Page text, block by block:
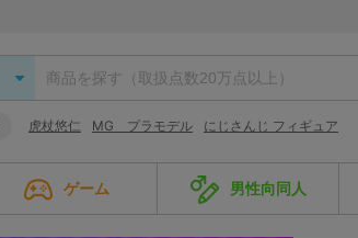
虎杖悠仁 MG プラモデル にじさんじ フィギュア
ゲーム 男性向同人